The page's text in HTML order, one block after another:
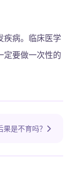
疾病。临床医学
定要做一次性的
是不育吗？